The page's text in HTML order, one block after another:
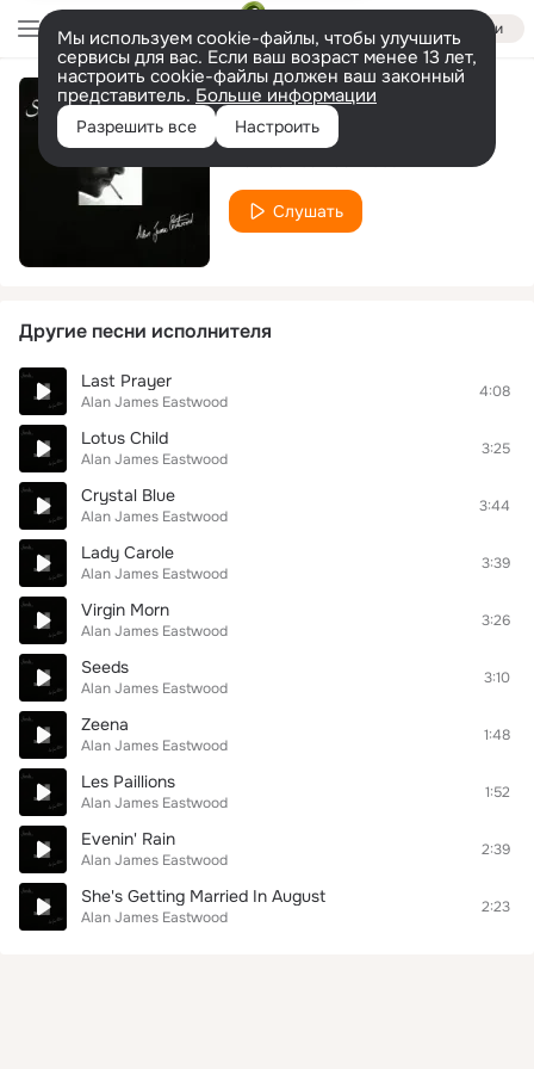
Войти
Мы используем cookie-файлы, чтобы улучшить
сервисы для вас. Если ваш возраст менее 13 лет,
настроить cookie-файлы должен ваш законный
представитель. Больше информации
Разрешить все Настроить
Hymn For Today
Слушать
Другие песни исполнителя
Last Prayer
Alan James Eastwood
4:08
Lotus Child
Alan James Eastwood
3:25
Crystal Blue
Alan James Eastwood
3:44
Lady Carole
Alan James Eastwood
3:39
Virgin Morn
Alan James Eastwood
3:26
Seeds
Alan James Eastwood
3:10
Zeena
Alan James Eastwood
1:48
Les Paillions
Alan James Eastwood
1:52
Evenin' Rain
Alan James Eastwood
2:39
She's Getting Married In August
Alan James Eastwood
2:23